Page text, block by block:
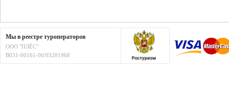
Мы в реестре туроператоров
ООО "ПЛЁС"
В031-00161-00/03281968